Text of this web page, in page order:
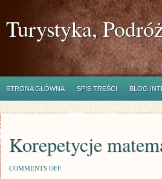
Turystyka,
STRONA GŁÓWNA SPIS TREŚCI BLOG
Korepetycje
COMMENTS OFFON